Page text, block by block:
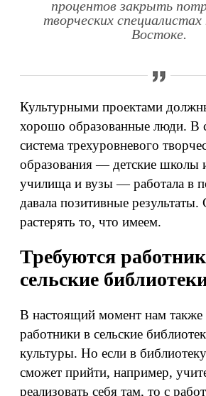
процентов закрыть
творческих
Востоке.
Культурными проектами
хорошо образованные люди. В
система трехуровневого
образования — детские школы
училища и вузы — работала в
давала позитивные
растерять то, что имеем.
Требуются
сельские
В настоящий момент нам также
работники в сельские
культуры. Но если в
сможет прийти, например,
реализовать себя там, то с